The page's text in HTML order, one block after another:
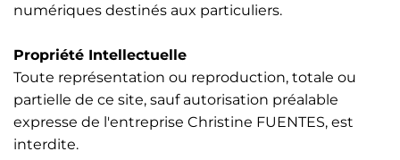
numériques destinés aux particuliers.
Propriété Intellectuelle
Toute représentation ou reproduction, totale ou
partielle de ce site, sauf autorisation préalable
expresse de l'entreprise Christine FUENTES, est
interdite.